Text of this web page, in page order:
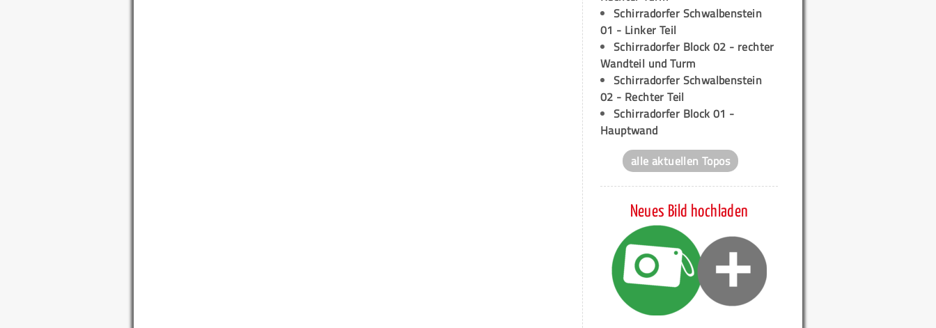
Schirradorfer Schwalbenstein
01 - Linker Teil
Schirradorfer Block 02 - rechter
Wandteil und Turm
Schirradorfer Schwalbenstein
02 - Rechter Teil
Schirradorfer Block 01 -
Hauptwand
alle aktuellen Topos
Neues Bild hochladen